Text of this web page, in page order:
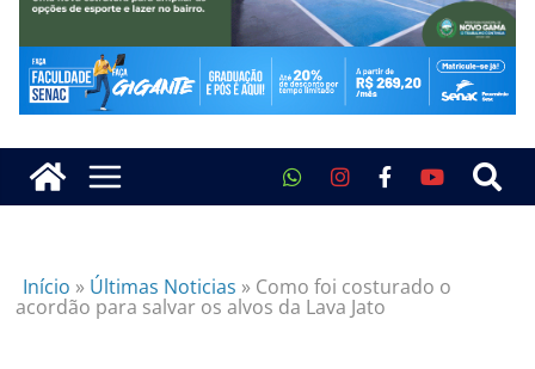
Início » Últimas Noticias » Como foi costurado o
acordão para salvar os alvos da Lava Jato